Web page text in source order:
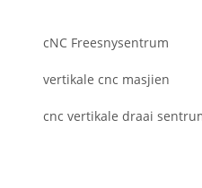
cNC Freesnysentrum
vertikale cnc masjien
cnc vertikale draai